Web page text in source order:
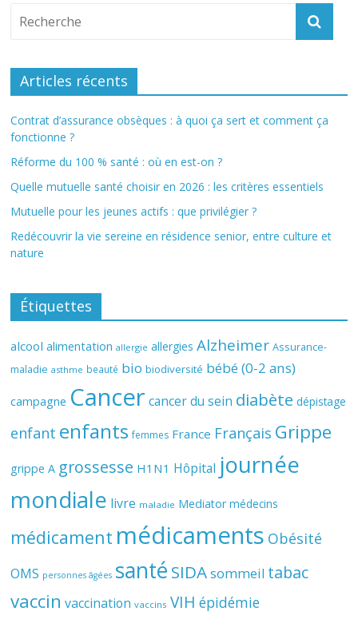
Articles récents
Contrat d’assurance obsèques : à quoi ça sert et comment ça
fonctionne ?
Réforme du 100 % santé : où en est-on ?
Quelle mutuelle santé choisir en 2026 : les critères essentiels
Mutuelle pour les jeunes actifs : que privilégier ?
Redécouvrir la vie sereine en résidence senior, entre culture et
nature
Étiquettes
alcool alimentation allergie allergies Alzheimer Assurance-
maladie asthme beauté bio biodiversité bébé (0-2 ans)
campagne Cancer cancer du sein diabète dépistage
enfant enfants femmes France Français Grippe
grippe A grossesse H1N1 Hôpital journée
mondiale livre maladie Mediator médecins
médicament médicaments Obésité
OMS personnes âgées santé SIDAsommeil tabac
vaccin vaccination vaccins VIH épidémie